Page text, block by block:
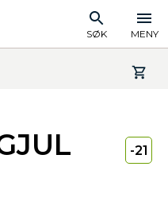
SØK MENY
-21